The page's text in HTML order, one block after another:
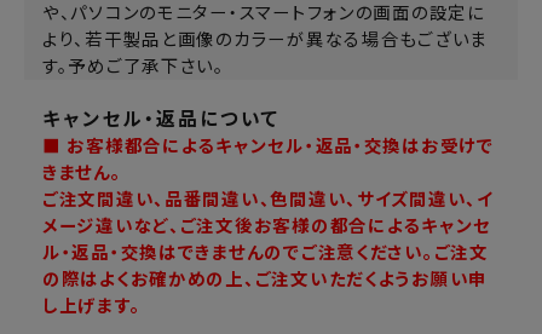
や、パソコンのモニター・スマートフォンの画面の設定に
より、若干製品と画像のカラーが異なる場合もございま
す。予めご了承下さい。
キャンセル・返品について
■ お客様都合によるキャンセル・返品・交換はお受けで
きません。
ご注文間違い、品番間違い、色間違い、サイズ間違い、イ
メージ違いなど、ご注文後お客様の都合によるキャンセ
ル・返品・交換はできませんのでご注意ください。ご注文
の際はよくお確かめの上、ご注文いただくようお願い申
し上げます。